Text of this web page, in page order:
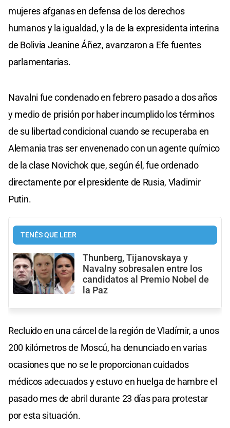
mujeres afganas en defensa de los derechos
humanos y la igualdad, y la de la expresidenta interina
de Bolivia Jeanine Áñez, avanzaron a Efe fuentes
parlamentarias.
Navalni fue condenado en febrero pasado a dos años
y medio de prisión por haber incumplido los términos
de su libertad condicional cuando se recuperaba en
Alemania tras ser envenenado con un agente químico
de la clase Novichok que, según él, fue ordenado
directamente por el presidente de Rusia, Vladimir
Putin.
TENÉS QUE LEER
Thunberg, Tijanovskaya y
Navalny sobresalen entre los
candidatos al Premio Nobel de
la Paz
Recluido en una cárcel de la región de Vladímir, a unos
200 kilómetros de Moscú, ha denunciado en varias
ocasiones que no se le proporcionan cuidados
médicos adecuados y estuvo en huelga de hambre el
pasado mes de abril durante 23 días para protestar
por esta situación.